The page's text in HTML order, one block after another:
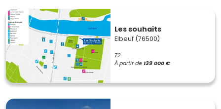
Les souhaits
Elbeuf (76500)
T2
À partir de 139 000 €